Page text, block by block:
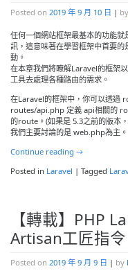
Posted on 2019 年 9 月 10 日 | by
任何一個網站框架最基本的功能
訊，這意味著在學習框架中首要
動。
在本章我們將瞭解Laravel的框架
工具去處理各種路由的需求。
在Laravel的框架中，你可以透過
routes/api.php 定義 api相關的
的route。(如果是 5.3之前的版
我們主要討論的是 web.php為主。
Continue reading →
Posted in Laravel | Tagged
【轉載】PHP
Artisan工匠指令
Posted on 2019 年 9 月 9 日 | by